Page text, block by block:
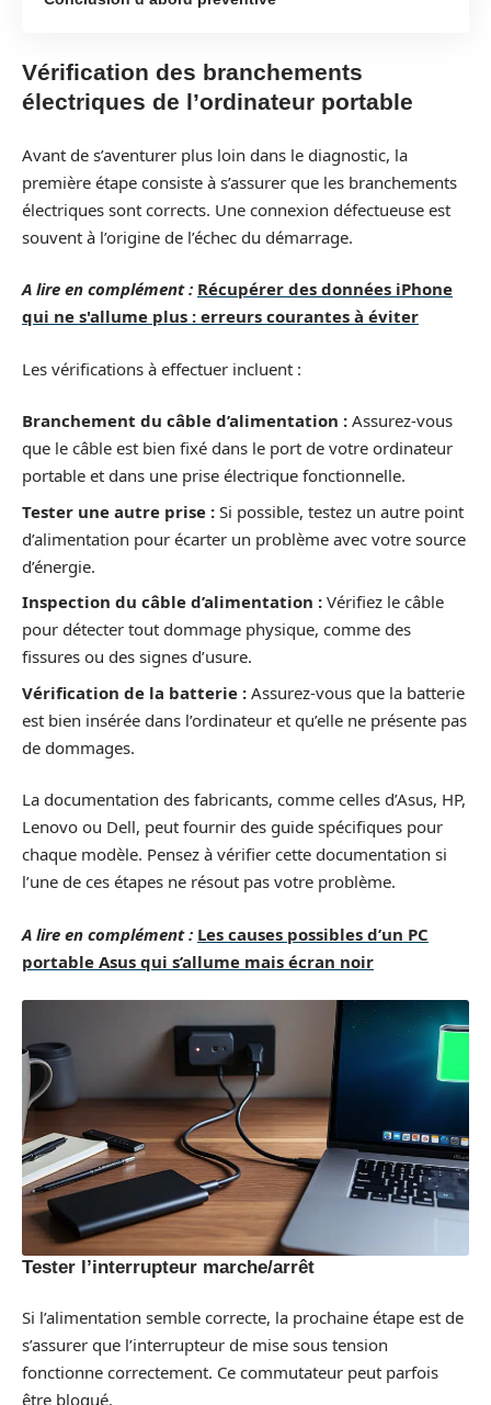
Vérification des branchements
électriques de l’ordinateur portable
Avant de s’aventurer plus loin dans le diagnostic, la
première étape consiste à s’assurer que les branchements
électriques sont corrects. Une connexion défectueuse est
souvent à l’origine de l’échec du démarrage.
A lire en complément : Récupérer des données iPhone
qui ne s'allume plus : erreurs courantes à éviter
Les vérifications à effectuer incluent :
Branchement du câble d’alimentation : Assurez-vous
que le câble est bien fixé dans le port de votre ordinateur
portable et dans une prise électrique fonctionnelle.
Tester une autre prise : Si possible, testez un autre point
d’alimentation pour écarter un problème avec votre source
d’énergie.
Inspection du câble d’alimentation : Vérifiez le câble
pour détecter tout dommage physique, comme des
fissures ou des signes d’usure.
Vérification de la batterie : Assurez-vous que la batterie
est bien insérée dans l’ordinateur et qu’elle ne présente pas
de dommages.
La documentation des fabricants, comme celles d’Asus, HP,
Lenovo ou Dell, peut fournir des guide spécifiques pour
chaque modèle. Pensez à vérifier cette documentation si
l’une de ces étapes ne résout pas votre problème.
A lire en complément : Les causes possibles d’un PC
portable Asus qui s’allume mais écran noir
Tester l’interrupteur marche/arrêt
Si l’alimentation semble correcte, la prochaine étape est de
s’assurer que l’interrupteur de mise sous tension
fonctionne correctement. Ce commutateur peut parfois
être bloqué.